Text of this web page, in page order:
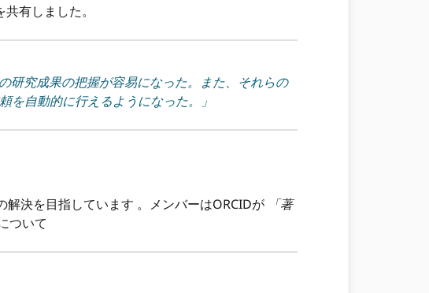
有しました。
研究成果の把握が容易になった。また、それらの
を自動的に行えるようになった。」
決を目指しています 。メンバーはORCIDが
「著
ついて